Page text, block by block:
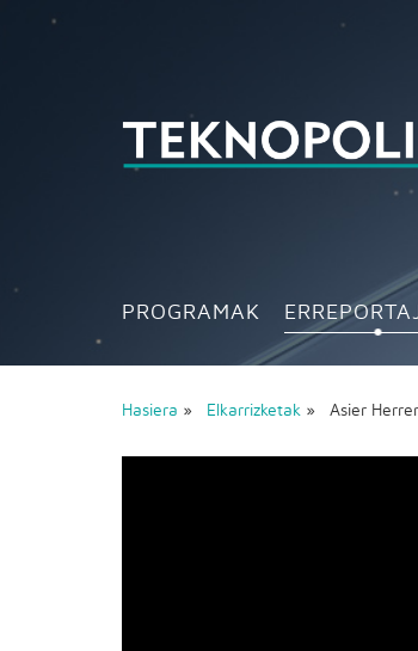
PROGRAMAK
Hasiera » Elkarrizketak » Asier